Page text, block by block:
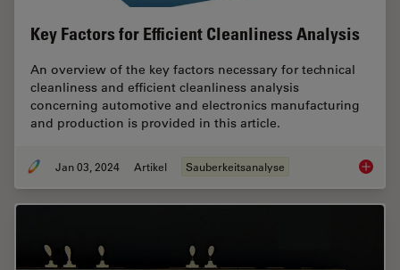
Key Factors for Efficient Cleanliness Analysis
An overview of the key factors necessary for technical
cleanliness and efficient cleanliness analysis
concerning automotive and electronics manufacturing
and production is provided in this article.
Jan 03, 2024 Artikel Sauberkeitsanalyse Key